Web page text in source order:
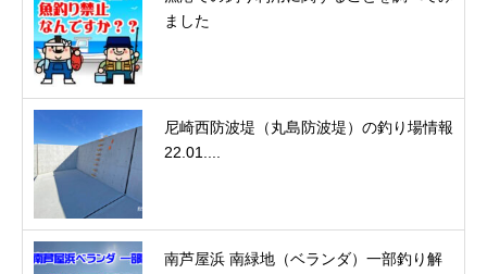
ました
尼崎西防波堤（丸島防波堤）の釣り場情報
22.01....
南芦屋浜 南緑地（ベランダ）一部釣り解